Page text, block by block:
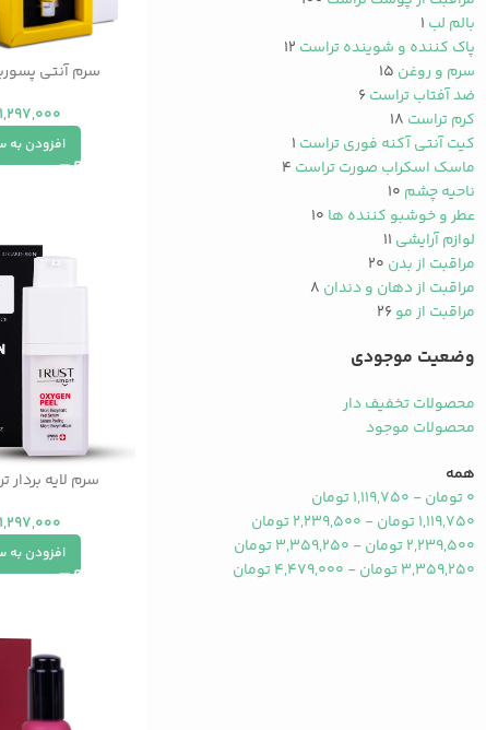
بالم لب ۱
پاک کننده و شوینده تراست ۱۲
سرم و روغن ۱۵
ضد آفتاب تراست۶
کرم تراست ۱۸
کیت آنتی آکنه فوری تراست ۱
ماسک اسکراب صورت تراست ۴
ناحیه چشم ۱۰
عطر و خوشبو کننده ها ۱۰
لوازم آرایشی ۱۱
مراقبت از بدن ۲۰
مراقبت از دهان و دندان ۸
مراقبت از مو۲۶
وضعیت موجودی
محصولات تخفیف دار
محصولات موجود
همه
0تومان-
1,119,750تومان
1,119,750تومان-
2,239,500تومان
2,239,500تومان-
3,359,250تومان
3,359,250تومان-
4,479,000تومان
سرم آنتی
1,297,000
افزودن به
سرم لایه
1,297,000
افزودن به